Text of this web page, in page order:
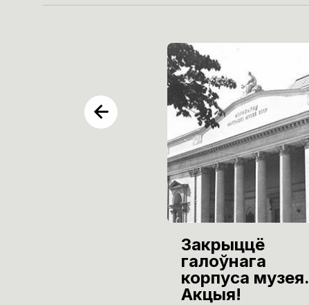
Закрыццё
галоўнага
корпуса музея.
Акцыя!